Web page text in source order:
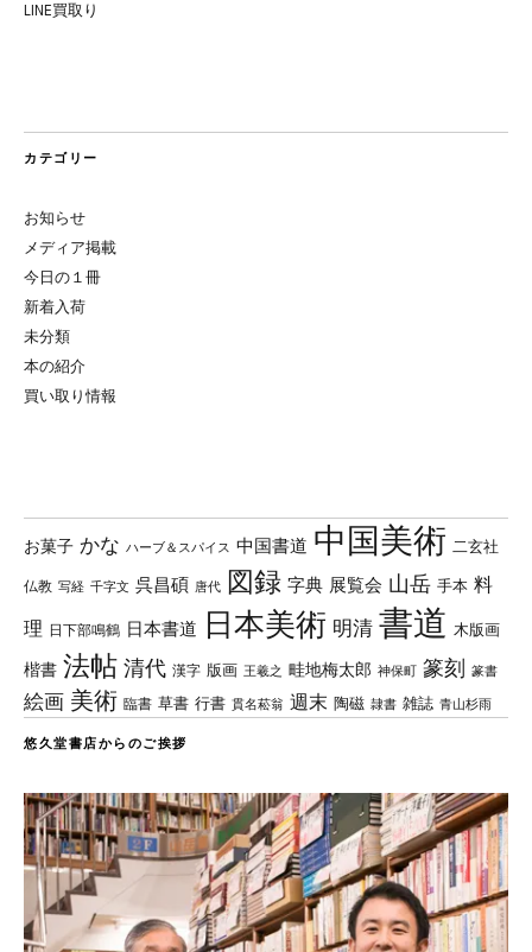
LINE買取り
カテゴリー
お知らせ
メディア掲載
今日の１冊
新着入荷
未分類
本の紹介
買い取り情報
お菓子 かな ハーブ＆スパイス 中国書道 中国美術 二玄社
仏教 写経 千字文 呉昌碩 唐代 図録 字典 展覧会 山岳 手本 料
理 日下部鳴鶴 日本書道 日本美術 明清 書道 木版画
楷書 法帖 清代 漢字 版画 王羲之 畦地梅太郎 神保町 篆刻 篆書
絵画 美術 臨書 草書 行書 貫名菘翁 週末 陶磁 隷書 雑誌 青山杉雨
悠久堂書店からのご挨拶